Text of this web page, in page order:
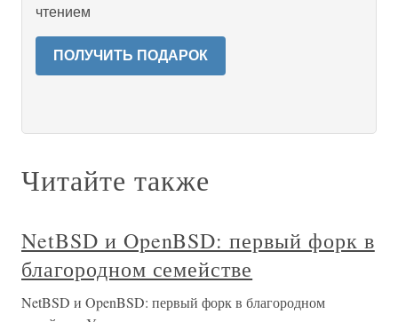
чтением
ПОЛУЧИТЬ ПОДАРОК
Читайте также
NetBSD и OpenBSD: первый форк в
благородном семействе
NetBSD и OpenBSD: первый форк в благородном